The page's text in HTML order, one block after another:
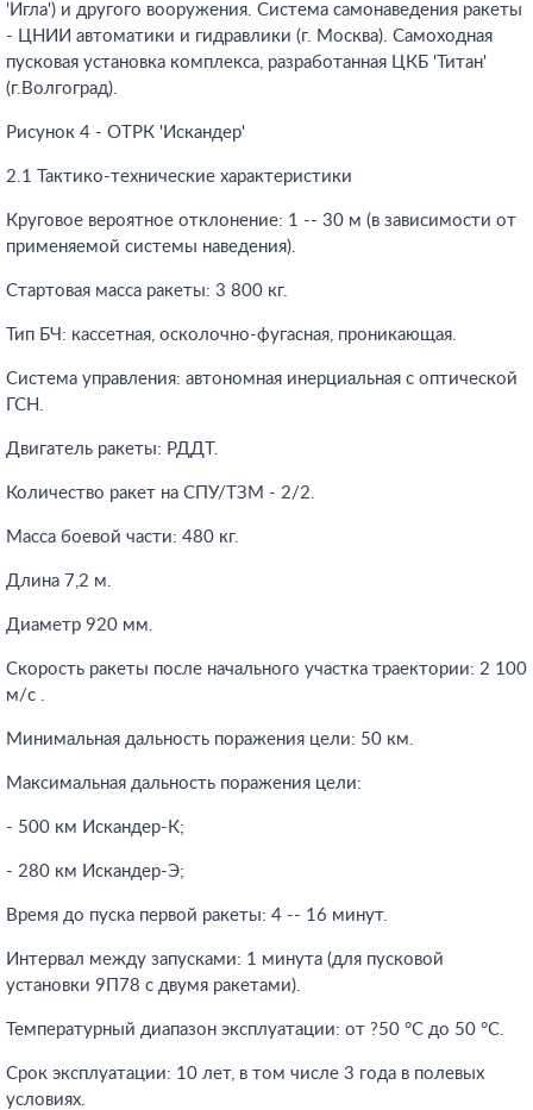
'Игла') и другого вооружения. Система самонаведения ракеты
- ЦНИИ автоматики и гидравлики (г. Москва). Самоходная
пусковая установка комплекса, разработанная ЦКБ 'Титан'
(г.Волгоград).
Рисунок 4 - ОТРК 'Искандер'
2.1 Тактико-технические характеристики
Круговое вероятное отклонение: 1 -- 30 м (в зависимости от
применяемой системы наведения).
Стартовая масса ракеты: 3 800 кг.
Тип БЧ: кассетная, осколочно-фугасная, проникающая.
Система управления: автономная инерциальная с оптической
ГСН.
Двигатель ракеты: РДДТ.
Количество ракет на СПУ/ТЗМ - 2/2.
Масса боевой части: 480 кг.
Длина 7,2 м.
Диаметр 920 мм.
Скорость ракеты после начального участка траектории: 2 100
м/c .
Минимальная дальность поражения цели: 50 км.
Максимальная дальность поражения цели:
- 500 км Искандер-К;
- 280 км Искандер-Э;
Время до пуска первой ракеты: 4 -- 16 минут.
Интервал между запусками: 1 минута (для пусковой
установки 9П78 с двумя ракетами).
Температурный диапазон эксплуатации: от ?50 °C до 50 °C.
Срок эксплуатации: 10 лет, в том числе 3 года в полевых
условиях.